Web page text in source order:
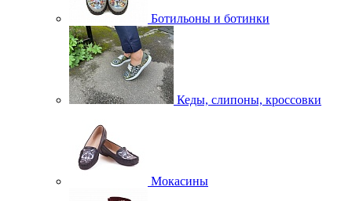
Ботильоны и ботинки
Кеды, слипоны, кроссовки
Мокасины